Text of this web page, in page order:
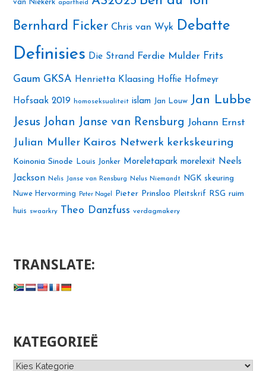
van Niekerk apartheid
Bernhard Ficker Chris van Wyk Debatte
Definisies Die Strand Ferdie Mulder Frits
Gaum GKSA Henrietta Klaasing Hoffie Hofmeyr
Hofsaak 2019 homoseksualiteit islam Jan Louw Jan Lubbe
Jesus Johan Janse van Rensburg Johann Ernst
Julian Muller Kairos Netwerk kerkskeuring
Koinonia Sinode Louis Jonker Moreletapark morelexit Neels
Jackson Nelis Janse van Rensburg Nelus Niemandt
NGK skeuring
Nuwe Hervorming
Peter Nagel Pieter Prinsloo Pleitskrif RSG ruim
huis swaarkry Theo Danzfuss verdagmakery
TRANSLATE:
KATEGORIEË
Kategorieë